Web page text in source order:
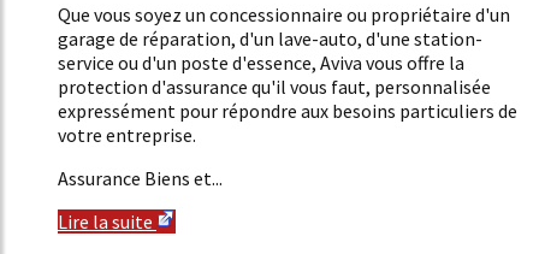
Que vous soyez un concessionnaire ou propriétaire d'un
garage de réparation, d'un lave-auto, d'une station-
service ou d'un poste d'essence, Aviva vous offre la
protection d'assurance qu'il vous faut, personnalisée
expressément pour répondre aux besoins particuliers de
votre entreprise.
Assurance Biens et...
Lire la suite